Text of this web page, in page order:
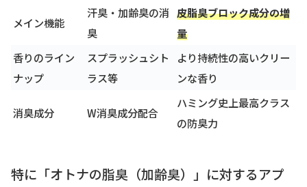
メイン機能
汗臭・加齢臭の消
臭
皮脂臭ブロック成分の増
量
香りのライン
ナップ
スプラッシュシト
ラス等
より持続性の高いクリー
ンな香り
消臭成分 W消臭成分配合
ハミング史上最高クラス
の防臭力
特に「オトナの脂臭（加齢臭）」に対するアプ